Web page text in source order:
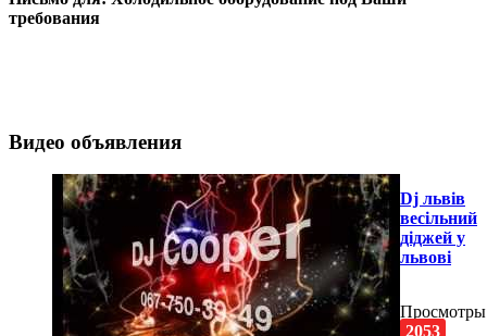
требования
Видео объявления
Dj львів
весільний
діджей у
львові
2053